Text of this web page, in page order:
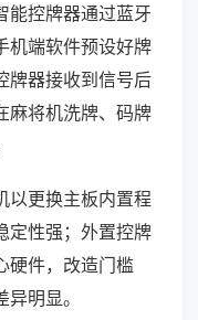
能控牌器通过蓝牙
机端软件预设好牌
牌器接收到信号后
麻将机洗牌、码牌
以更换主板内置程
定性强；外置控牌
硬件，改造门槛
明显。